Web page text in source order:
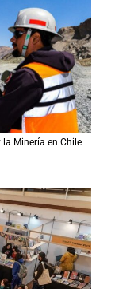
la Minería en Chile